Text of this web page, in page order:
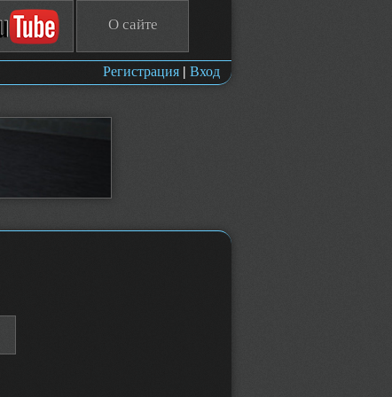
О сайте
Регистрация | Вход